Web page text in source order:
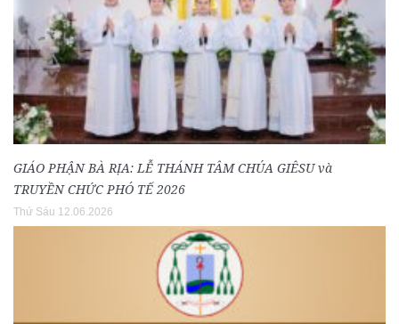
GIÁO PHẬN BÀ RỊA: LỄ THÁNH TÂM CHÚA GIÊSU và
TRUYỀN CHỨC PHÓ TẾ 2026
Thứ Sáu 12.06.2026